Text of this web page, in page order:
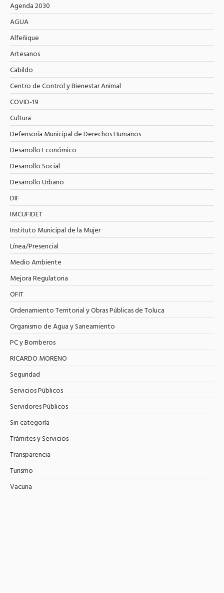
Agenda 2030
AGUA
Alfeñique
Artesanos
Cabildo
Centro de Control y Bienestar Animal
COVID-19
Cultura
Defensoría Municipal de Derechos Humanos
Desarrollo Económico
Desarrollo Social
Desarrollo Urbano
DIF
IMCUFIDET
Instituto Municipal de la Mujer
Línea/Presencial
Medio Ambiente
Mejora Regulatoria
OFIT
Ordenamiento Territorial y Obras Públicas de Toluca
Organismo de Agua y Saneamiento
PC y Bomberos
RICARDO MORENO
Seguridad
Servicios Públicos
Servidores Públicos
Sin categoría
Trámites y Servicios
Transparencia
Turismo
Vacuna